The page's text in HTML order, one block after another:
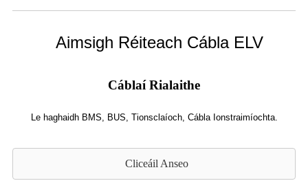
Aimsigh Réiteach Cábla ELV
Cáblaí Rialaithe
Le haghaidh BMS, BUS, Tionsclaíoch, Cábla Ionstraimíochta.
Cliceáil Anseo